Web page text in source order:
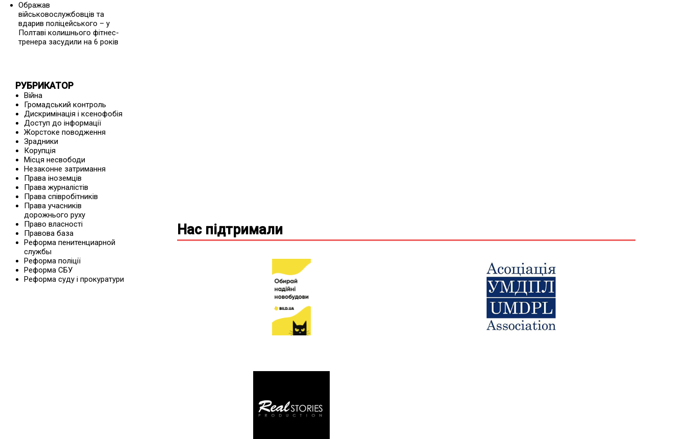
Ображав
військовослужбовців та
вдарив поліцейського – у
Полтаві колишнього фітнес-
тренера засудили на 6 років
РУБРИКАТОР
Війна
Громадський контроль
Дискримінація і ксенофобія
Доступ до інформації
Жорстоке поводження
Зрадники
Корупція
Місця несвободи
Незаконне затримання
Права іноземців
Права журналістів
Права співробітників
Права учасників
дорожнього руху
Право власності
Правова база
Реформа пенитенциарной
службы
Реформа поліції
Реформа СБУ
Реформа суду і прокуратури
Нас підтримали